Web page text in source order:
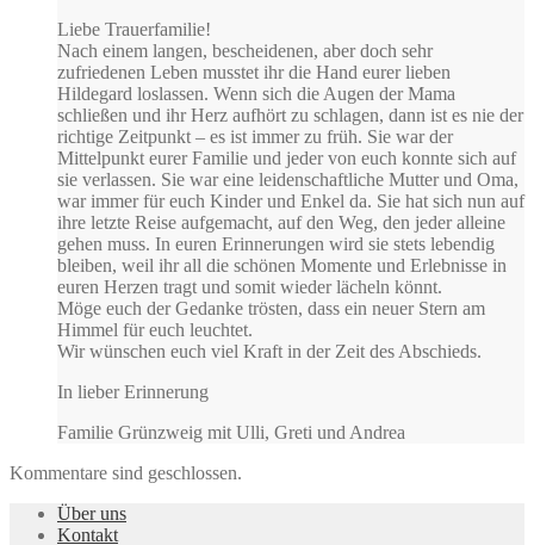
Liebe Trauerfamilie!
Nach einem langen, bescheidenen, aber doch sehr
zufriedenen Leben musstet ihr die Hand eurer lieben
Hildegard loslassen. Wenn sich die Augen der Mama
schließen und ihr Herz aufhört zu schlagen, dann ist es nie der
richtige Zeitpunkt – es ist immer zu früh. Sie war der
Mittelpunkt eurer Familie und jeder von euch konnte sich auf
sie verlassen. Sie war eine leidenschaftliche Mutter und Oma,
war immer für euch Kinder und Enkel da. Sie hat sich nun auf
ihre letzte Reise aufgemacht, auf den Weg, den jeder alleine
gehen muss. In euren Erinnerungen wird sie stets lebendig
bleiben, weil ihr all die schönen Momente und Erlebnisse in
euren Herzen tragt und somit wieder lächeln könnt.
Möge euch der Gedanke trösten, dass ein neuer Stern am
Himmel für euch leuchtet.
Wir wünschen euch viel Kraft in der Zeit des Abschieds.
In lieber Erinnerung
Familie Grünzweig mit Ulli, Greti und Andrea
Kommentare sind geschlossen.
Über uns
Kontakt